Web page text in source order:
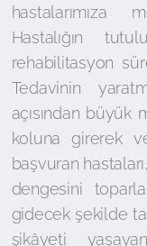
hastalarımıza
Hastalığın
rehabilitasyon
Tedavinin
açısından büyük
koluna girerek
başvuran
dengesini
gidecek şekilde
şikâyeti